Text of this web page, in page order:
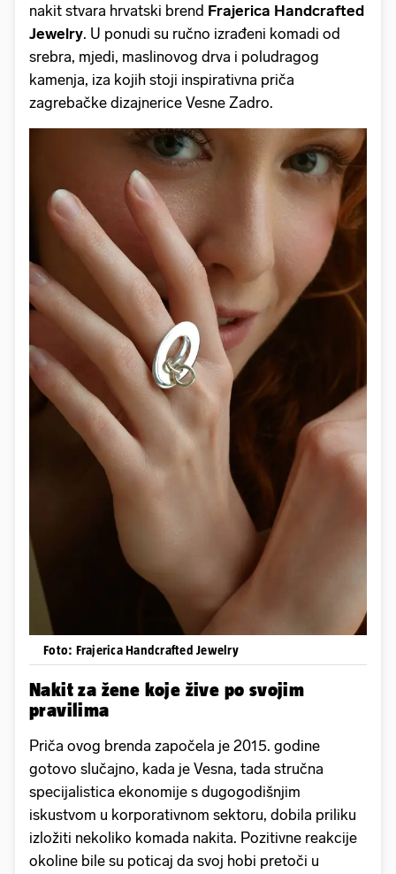
nakit stvara hrvatski brend Frajerica Handcrafted
Jewelry. U ponudi su ručno izrađeni komadi od
srebra, mjedi, maslinovog drva i poludragog
kamenja, iza kojih stoji inspirativna priča
zagrebačke dizajnerice Vesne Zadro.
Foto: Frajerica Handcrafted Jewelry
Nakit za žene koje žive po svojim
pravilima
Priča ovog brenda započela je 2015. godine
gotovo slučajno, kada je Vesna, tada stručna
specijalistica ekonomije s dugogodišnjim
iskustvom u korporativnom sektoru, dobila priliku
izložiti nekoliko komada nakita. Pozitivne reakcije
okoline bile su poticaj da svoj hobi pretoči u